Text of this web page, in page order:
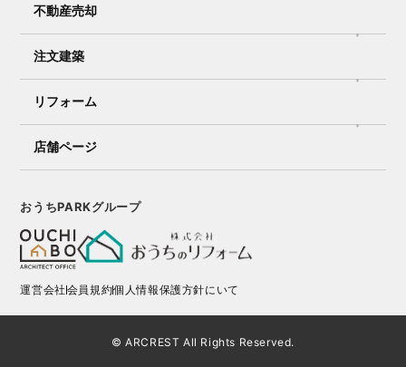
不動産売却
注文建築
リフォーム
店舗ページ
おうちPARKグループ
運営会社会員規約個人情報保護方針にいて
© ARCREST All Rights Reserved.